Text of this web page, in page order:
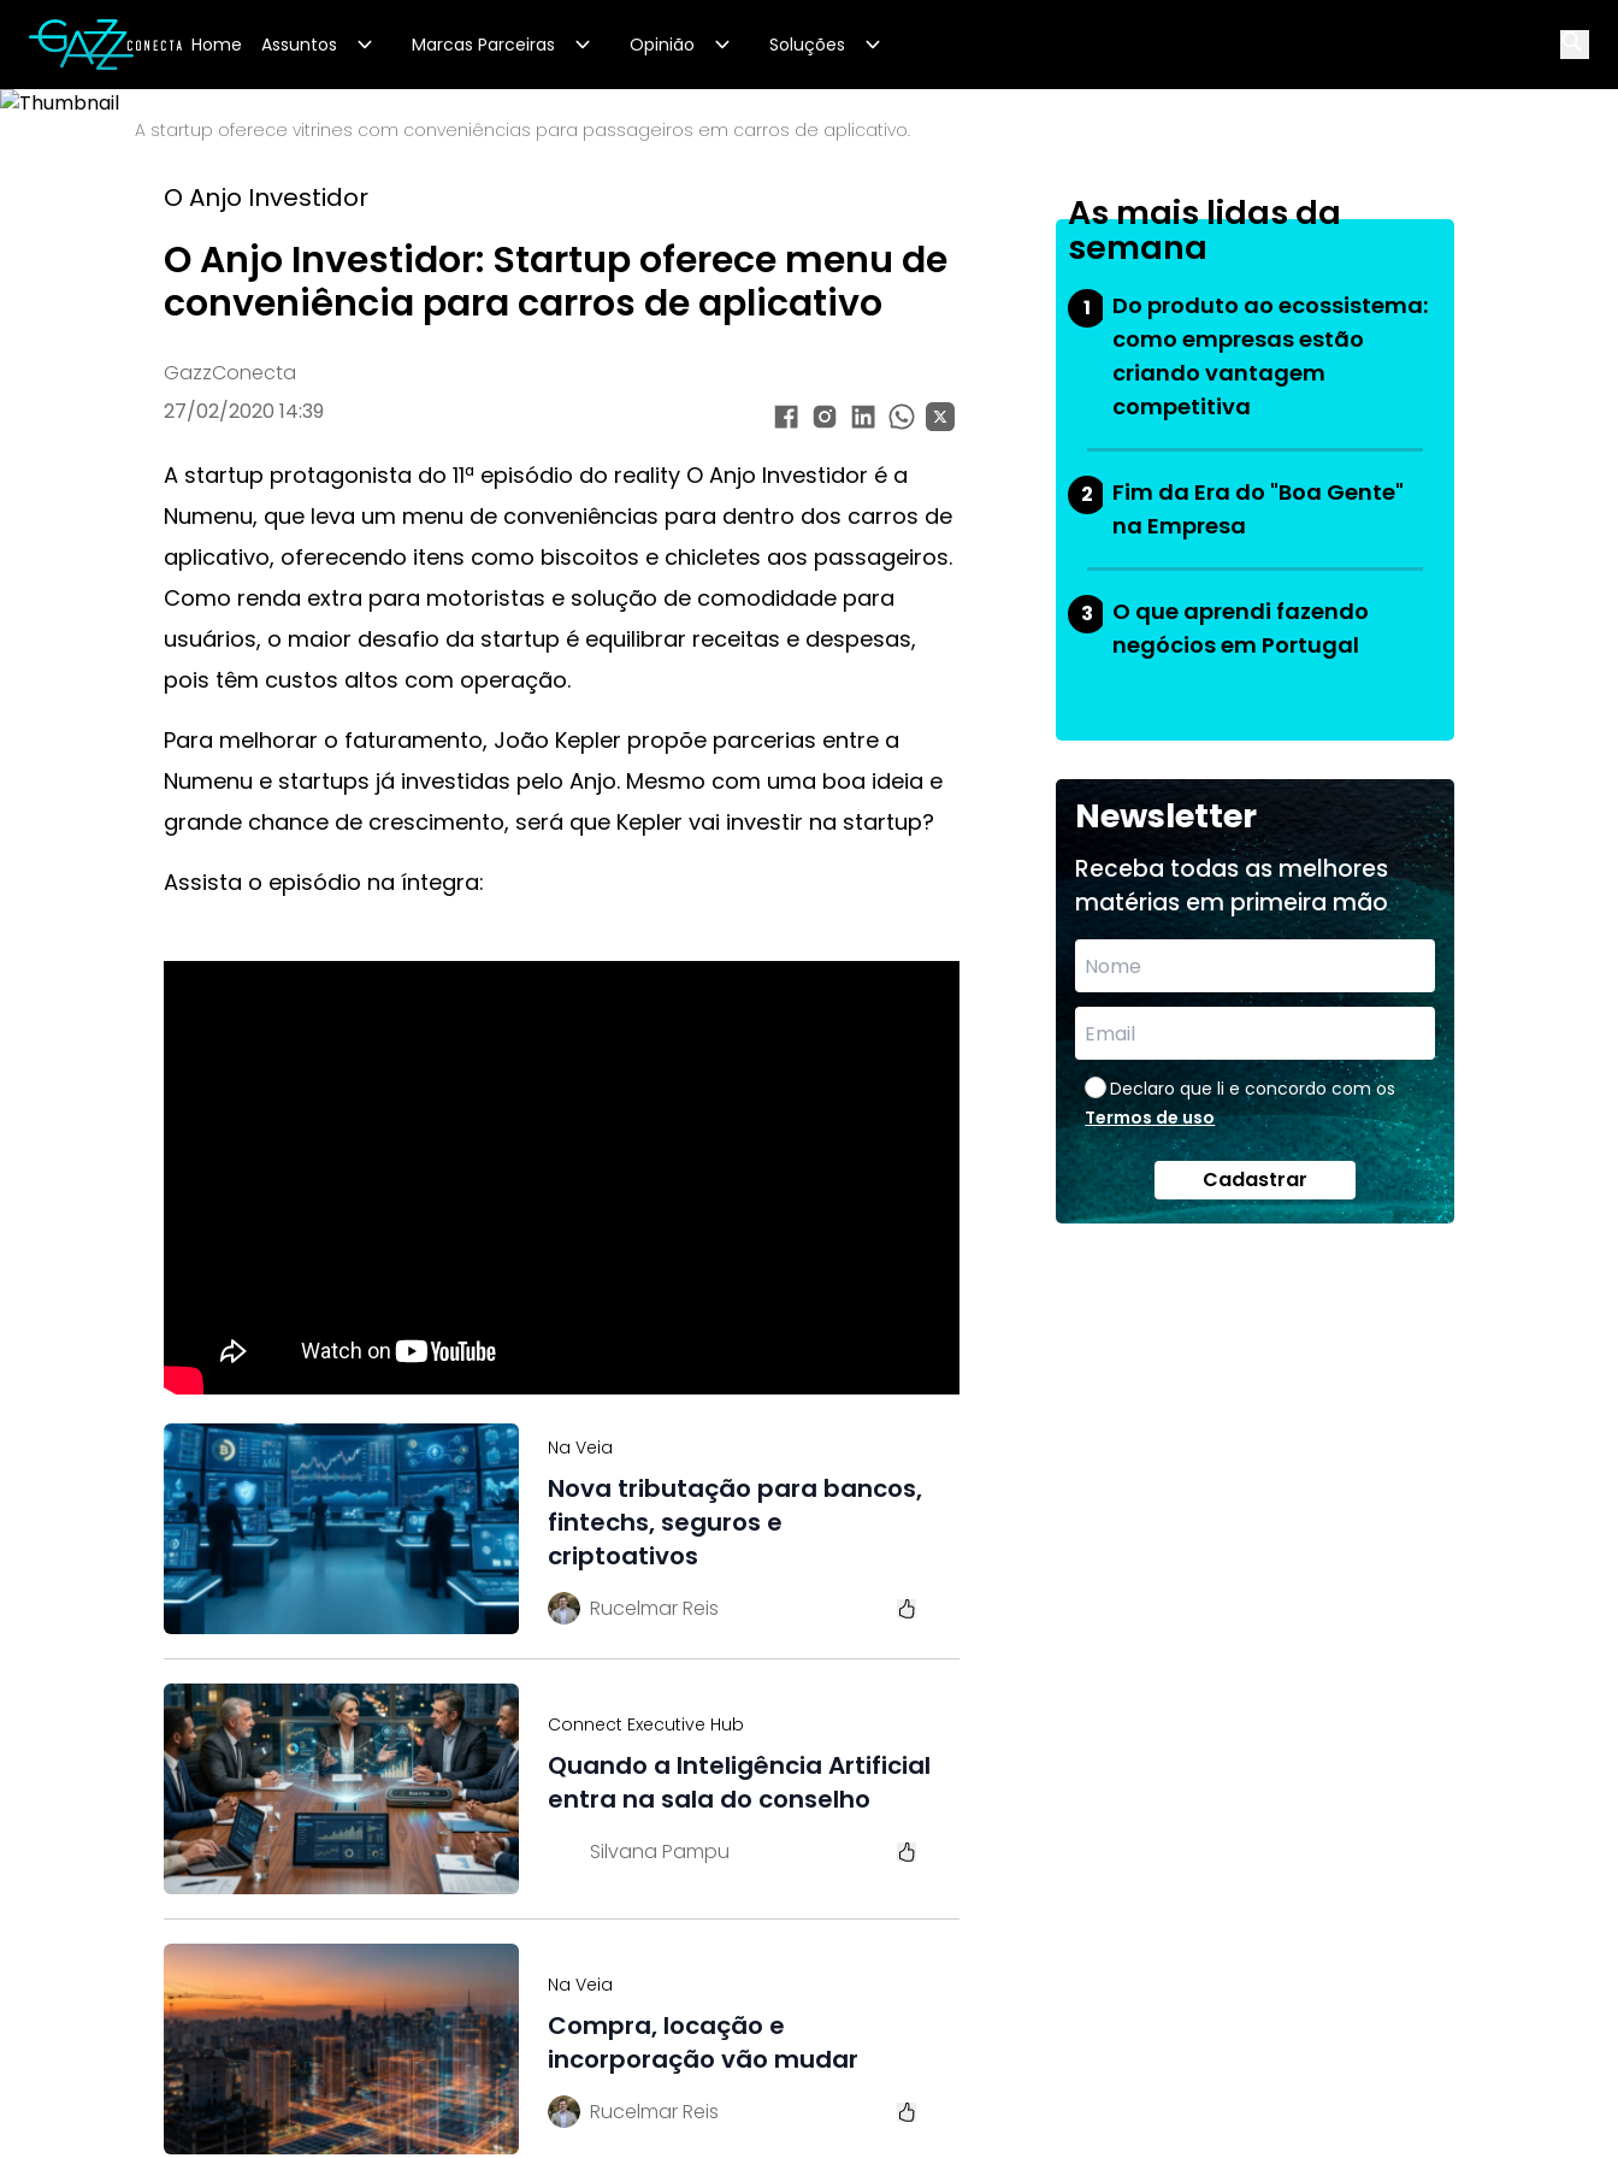
Your Company Home Assuntos Marcas Parceiras Opinião Soluções
A startup oferece vitrines com conveniências para passageiros em carros de aplicativo.
O Anjo Investidor
O Anjo Investidor: Startup oferece menu de
conveniência para carros de aplicativo
GazzConecta
27/02/2020 14:39
A startup protagonista do 11ª episódio do reality O Anjo Investidor é a
Numenu, que leva um menu de conveniências para dentro dos carros de
aplicativo, oferecendo itens como biscoitos e chicletes aos passageiros.
Como renda extra para motoristas e solução de comodidade para
usuários, o maior desafio da startup é equilibrar receitas e despesas,
pois têm custos altos com operação.
Para melhorar o faturamento, João Kepler propõe parcerias entre a
Numenu e startups já investidas pelo Anjo. Mesmo com uma boa ideia e
grande chance de crescimento, será que Kepler vai investir na startup?
Assista o episódio na íntegra:
Na Veia
Nova tributação para bancos,
fintechs, seguros e
criptoativos
Rucelmar Reis
Connect Executive Hub
Quando a Inteligência Artificial
entra na sala do conselho
Silvana Pampu
Na Veia
Compra, locação e
incorporação vão mudar
Rucelmar Reis
As mais lidas da
semana
1
Do produto ao ecossistema:
como empresas estão
criando vantagem
competitiva
2
Fim da Era do "Boa Gente"
na Empresa
3
O que aprendi fazendo
negócios em Portugal
Newsletter
Receba todas as melhores
matérias em primeira mão
Declaro que li e concordo com os
Termos de uso
Cadastrar